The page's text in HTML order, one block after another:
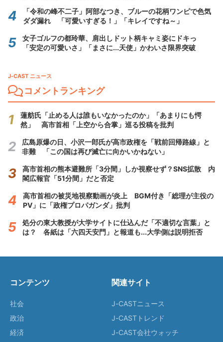
「令和の峰不二子」阿部なつき、ブルーの花柄ワンピで色気
ダダ漏れ 「可愛いすぎる！」「キレイですね～」
女子ゴルフの都玲華、肩出しドット柄キャミ姿にドキっ
「安定の可愛いさ」「まさに...天使」かわいさ限界突破
J-CAST ニュース
コメントランキング
蓮舫氏「止める人は誰もいなかったのか」「あまりにも愕
然」 高市首相「上空から合掌」巡る投稿を批判
広島原爆の日、小沢一郎氏が高市政権を「戦前回帰路線」と
非難 「この国は再び滅亡に向かいかねない」
高市首相の熊本避難所「3分間」しか視察せず？SNS拡散 内
閣広報官「51分間」だと否定
高市首相の被災地視察動画が炎上 BGM付き「総理が主役の
PV」に「政権プロパガンダ」批判
処分の東大教授が大学サイトに仕込んだ「不適切な言葉」と
は？ 各紙は「六四天安門」と報道も...大学側は説明拒否
コンテンツ
社会
政治
経済
関連サイト
J-CASTニュース
J-CASTトレンド
J-CAST会社ウォッチ